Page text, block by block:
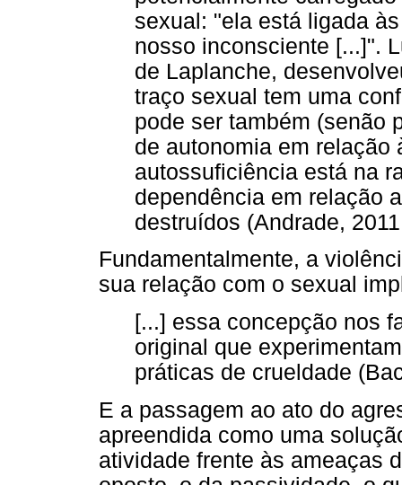
sexual: "ela está ligada
nosso inconsciente [...]".
de Laplanche,
traço sexual tem uma
pode ser também (senão
de autonomia em relação
autossuficiência está na
dependência em relação
destruídos (Andrade,
Fundamentalmente, a
sua relação com o sexual
[...] essa concepção nos
original que
práticas de crueldade
E a passagem ao ato do
apreendida como uma
atividade frente às ameaças